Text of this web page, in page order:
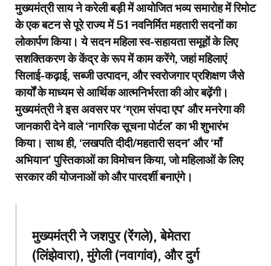
मुख्यमंत्री साय ने करेली बड़ी में आयोजित भव्य समारोह में रिमोट
के एक बटन से पूरे राज्य में 51 नवनिर्मित महतारी सदनों का
लोकार्पण किया। ये सदन महिला स्व-सहायता समूहों के लिए
सशक्तिकरण के केंद्र के रूप में काम करेंगे, जहां महिलाएं
सिलाई-कढ़ाई, सब्जी उत्पादन, और स्वरोजगार प्रशिक्षण जैसे
कार्यों के माध्यम से आर्थिक आत्मनिर्भरता की ओर बढ़ेंगी।
मुख्यमंत्री ने इस अवसर पर ‘ग्राम संपदा एप’ और मनरेगा की
जानकारी देने वाले ‘नागरिक सूचना पोर्टल’ का भी शुभारंभ
किया। साथ ही, ‘लखपति दीदी/महतारी सदन’ और ‘माँ
अभियान’ पुस्तिकाओं का विमोचन किया, जो महिलाओं के लिए
सरकार की योजनाओं को और पारदर्शी बनाएंगे।
मुख्यमंत्री ने जशपुर (रेंगले), बेमेतरा
(लिंझेवारा), मुंगेली (नवागांव), और दुर्ग